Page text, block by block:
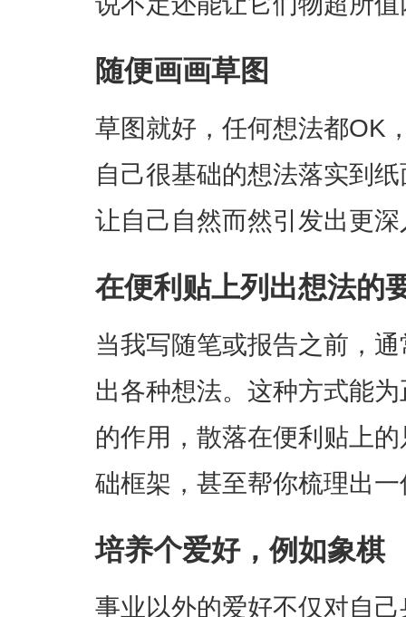
随便画画草图
草图就好，任何想法都OK
自己很基础的想法落实到
让自己自然而然引发出更
在便利贴上列出想法的
当我写随笔或报告之前，
出各种想法。这种方式能
的作用，散落在便利贴上
础框架，甚至帮你梳理出
培养个爱好，例如象棋
事业以外的爱好不仅对自